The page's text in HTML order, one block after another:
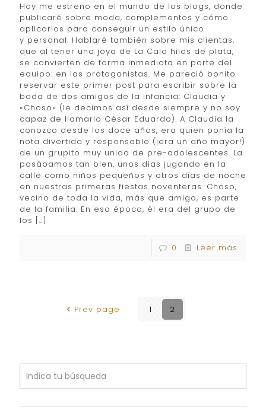
Hoy me estreno en el mundo de los blogs, donde
publicaré sobre moda, complementos y cómo
aplicarlos para conseguir un estilo único
y personal. Hablaré también sobre mis clientas,
que al tener una joya de La Cala hilos de plata,
se convierten de forma inmediata en parte del
equipo: en las protagonistas. Me pareció bonito
reservar este primer post para escribir sobre la
boda de dos amigos de la infancia: Claudia y
«Choso» (le decimos así desde siempre y no soy
capaz de llamarlo César Eduardo). A Claudia la
conozco desde los doce años, era quien ponía la
nota divertida y responsable (¡era un año mayor!)
de un grupito muy unido de pre-adolescentes. La
pasábamos tan bien, unos días jugando en la
calle como niños pequeños y otros días de noche
en nuestras primeras fiestas noventeras. Choso,
vecino de toda la vida, más que amigo, es parte
de la familia. En esa época, él era del grupo de
los […]
0 Leer más
Prev page 1 2